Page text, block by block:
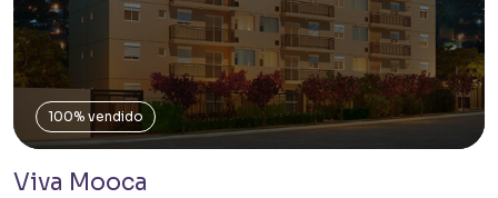
100% vendido
Viva Mooca